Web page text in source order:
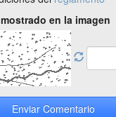
en la imagen
Enviar Comentario